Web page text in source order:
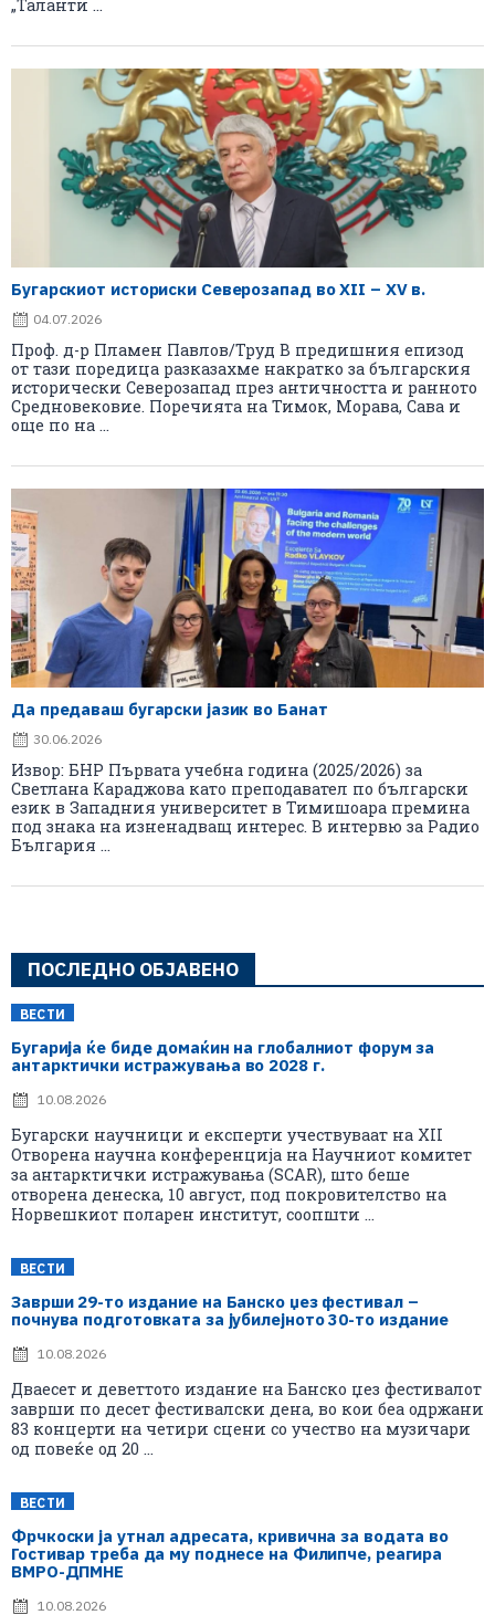
„Таланти ...
Бугарскиот историски Северозапад во XII – XV в.
04.07.2026
Проф. д-р Пламен Павлов/Труд В предишния епизод
от тази поредица разказахме накратко за българския
исторически Северозапад през античността и ранното
Средновековие. Поречията на Тимок, Морава, Сава и
още по на ...
Да предаваш бугарски јазик во Банат
30.06.2026
Извор: БНР Първата учебна година (2025/2026) за
Светлана Караджова като преподавател по български
език в Западния университет в Тимишоара премина
под знака на изненадващ интерес. В интервю за Радио
България ...
ПОСЛЕДНО ОБЈАВЕНО
ВЕСТИ
Бугарија ќе биде домаќин на глобалниот форум за
антарктички истражувања во 2028 г.
10.08.2026
Бугарски научници и експерти учествуваат на XII
Отворена научна конференција на Научниот комитет
за антарктички истражувања (SCAR), што беше
отворена денеска, 10 август, под покровителство на
Норвешкиот поларен институт, соопшти ...
ВЕСТИ
Заврши 29-то издание на Банско џез фестивал –
почнува подготовката за јубилејното 30-то издание
10.08.2026
Дваесет и деветтото издание на Банско џез фестивалот
заврши по десет фестивалски дена, во кои беа одржани
83 концерти на четири сцени со учество на музичари
од повеќе од 20 ...
ВЕСТИ
Фрчкоски ја утнал адресата, кривична за водата во
Гостивар треба да му поднесе на Филипче, реагира
ВМРО-ДПМНЕ
10.08.2026